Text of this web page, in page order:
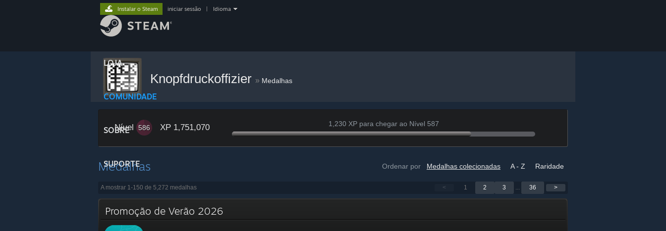
LOJA
COMUNIDADE
SOBRE
SUPORTE
Instalar o Steam iniciar sessão Idioma
Knopfdruckoffizier » Medalhas
Nível 586 XP 1,751,070 1,230 XP para chegar ao Nível 587
Ordenar por Medalhas colecionadas A - Z Raridade
Medalhas
< 1 2 3 ... 36 >
A mostrar 1-150 de 5,272 medalhas
Promoção de Verão 2026